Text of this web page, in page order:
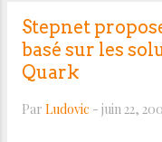
fonds a pour
nouvelles offres
(Software as a
Wedia.
Stepnet
basé sur les
Quark
Par Ludovic - juin 22,